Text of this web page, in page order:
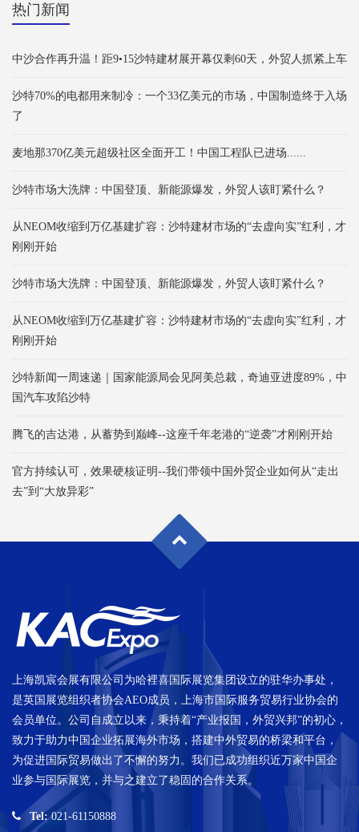
热门新闻
中沙合作再升温！距9•15沙特建材展开幕仅剩60天，外贸人抓紧上车
沙特70%的电都用来制冷：一个33亿美元的市场，中国制造终于入场
了
麦地那370亿美元超级社区全面开工！中国工程队已进场......
沙特市场大洗牌：中国登顶、新能源爆发，外贸人该盯紧什么？
从NEOM收缩到万亿基建扩容：沙特建材市场的“去虚向实”红利，才
刚刚开始
沙特市场大洗牌：中国登顶、新能源爆发，外贸人该盯紧什么？
从NEOM收缩到万亿基建扩容：沙特建材市场的“去虚向实”红利，才
刚刚开始
沙特新闻一周速递｜国家能源局会见阿美总裁，奇迪亚进度89%，中
国汽车攻陷沙特
腾飞的吉达港，从蓄势到巅峰--这座千年老港的“逆袭”才刚刚开始
官方持续认可，效果硬核证明--我们带领中国外贸企业如何从“走出
去”到“大放异彩”
上海凯宸会展有限公司为哈裡喜国际展览集团设立的驻华办事处，
是英国展览组织者协会AEO成员，上海市国际服务贸易行业协会的
会员单位。公司自成立以来，秉持着“产业报国，外贸兴邦”的初心，
致力于助力中国企业拓展海外市场，搭建中外贸易的桥梁和平台，
为促进国际贸易做出了不懈的努力。我们已成功组织近万家中国企
业参与国际展览，并与之建立了稳固的合作关系。
Tel:021-61150888